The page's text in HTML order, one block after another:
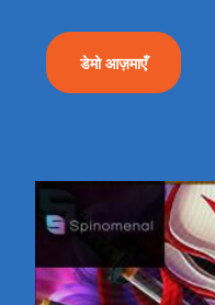
डेमो आज़माएँ